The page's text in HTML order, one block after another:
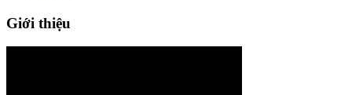
Giới thiệu